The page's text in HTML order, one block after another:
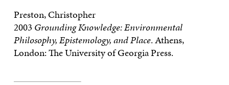
Preston, Christopher
2003 Grounding Knowledge: Environmental
Philosophy, Epistemology, and Place. Athens,
London: The University of Georgia Press.